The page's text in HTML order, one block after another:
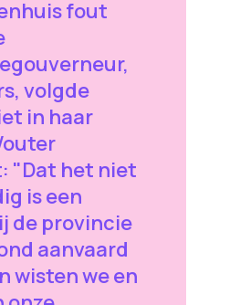
fout
volgde
in haar
"Dat het niet
is een
de provincie
aanvaard
wisten we en